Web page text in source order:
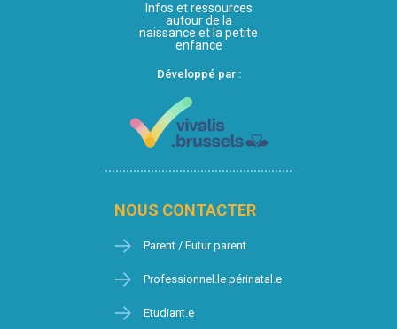
Infos et ressources
autour de la
naissance et la petite
enfance
Développé par :
NOUS CONTACTER
Parent / Futur parent
Professionnel.le périnatal.e
Etudiant.e